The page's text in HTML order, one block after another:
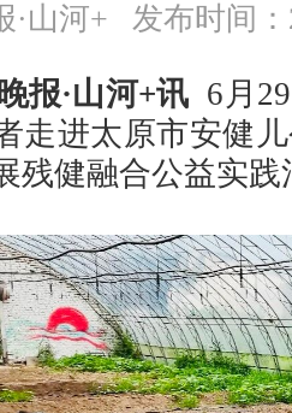
·山河+ 发布时间：
报·山河+讯 6月
走进太原市安健
残健融合公益实